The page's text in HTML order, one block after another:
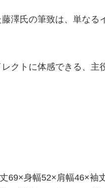
澤氏の筆致は、単なる
クトに体感できる、主
69×身幅52×肩幅46×袖